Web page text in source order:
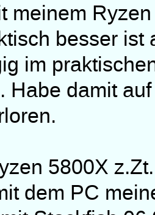
meinem
besser
im
Habe damit
5800X
dem PC